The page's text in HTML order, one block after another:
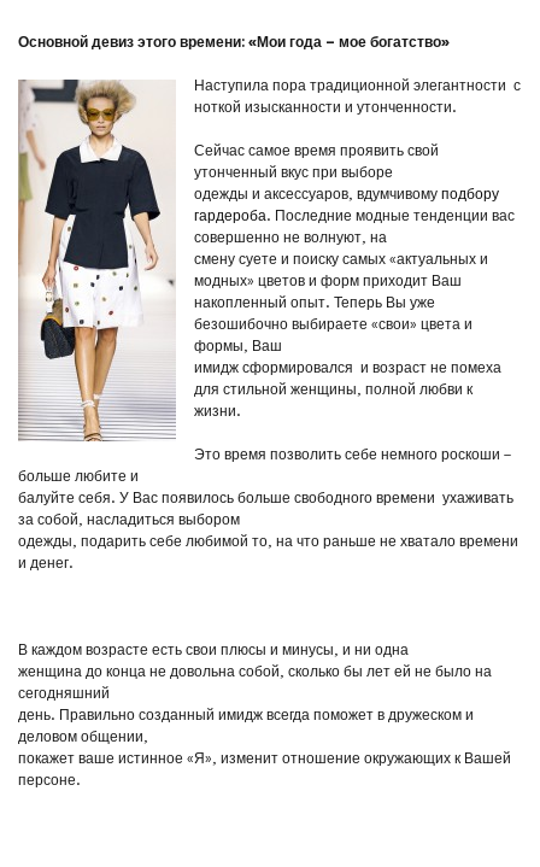
Основной девиз этого времени: «Мои года – мое богатство»
Наступила пора традиционной элегантности с
ноткой изысканности и утонченности.
Сейчас самое время проявить свой
утонченный вкус при выборе
одежды и аксессуаров, вдумчивому подбору
гардероба. Последние модные тенденции вас
совершенно не волнуют, на
смену суете и поиску самых «актуальных и
модных» цветов и форм приходит Ваш
накопленный опыт. Теперь Вы уже
безошибочно выбираете «свои» цвета и
формы, Ваш
имидж сформировался и возраст не помеха
для стильной женщины, полной любви к
жизни.
Это время позволить себе немного роскоши –
больше любите и
балуйте себя. У Вас появилось больше свободного времени ухаживать
за собой, насладиться выбором
одежды, подарить себе любимой то, на что раньше не хватало времени
и денег.
В каждом возрасте есть свои плюсы и минусы, и ни одна
женщина до конца не довольна собой, сколько бы лет ей не было на
сегодняшний
день. Правильно созданный имидж всегда поможет в дружеском и
деловом общении,
покажет ваше истинное «Я», изменит отношение окружающих к Вашей
персоне.